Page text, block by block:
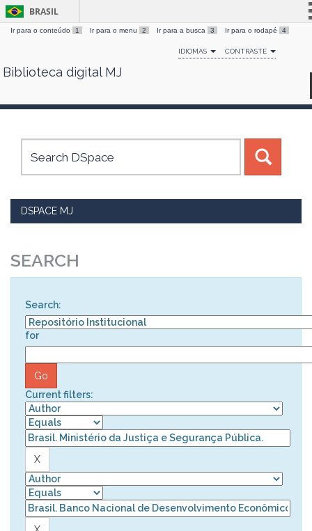
Skip
BRASIL
Simplifique!
Comunica BR
Canais
Ir para o conteúdo 1 Ir para o menu 2 Ir para a busca 3 Ir para o rodapé 4
IDIOMAS CONTRASTE
Biblioteca digital MJ
DSPACE MJ
SEARCH
Search:
for
Current filters: